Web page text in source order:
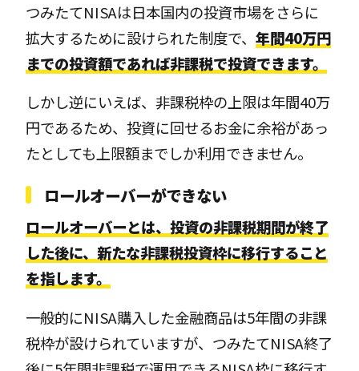
つみたてNISAは日本国内の投資市場をさらに
拡大するために設けられた制度で、年間40万円
までの投資額であれば非課税で投資できます。
しかし逆にいえば、非課税枠の上限は年間40万
円であるため、投資に回せるお金に余裕があっ
たとしても上限額までしか利用できません。
ロールオーバーができない
ロールオーバーとは、投資の非課税期間が終了
した後に、新たな非課税投資枠に移行すること
を指します。
一般的にNISA購入した金融商品は5年間の非課
税枠が設けられていますが、つみたてNISA終了